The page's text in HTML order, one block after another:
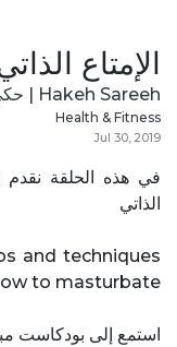
الإمتاع الذاتي
Hakeh Sareeh | حكي صريح
Health & Fitness
Jul 30, 2019
في هذه الحلقة نقدم
الذاتي
and techniques
to masturbate
استمع إلى بودكاست